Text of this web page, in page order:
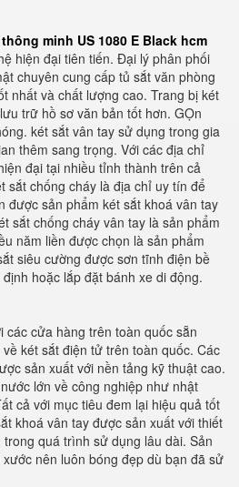
minh US 1080 E Black hcm
hiện đại tiên tiến. Đại lý phân phối
chuyên cung cấp tủ sắt văn phòng
nhất và chất lượng cao. Trang bị két
trữ hồ sơ văn bản tốt hơn. GỌn
két sắt vân tay sử dụng trong gia
thêm sang trọng. Với các địa chỉ
đại tại nhiều tỉnh thành trên cả
sắt chống cháy là địa chỉ uy tín để
được sản phẩm két sắt khoá vân tay
sắt chống cháy vân tay là sản phẩm
năm liền được chọn là sản phẩm
siêu cường được sơn tĩnh điện bề
hoặc lắp đặt bánh xe di động.
các cửa hàng trên toàn quốc sẵn
két sắt điện tử trên toàn quốc. Các
sản xuất với nền tảng kỹ thuật cao.
lớn về công nghiệp như nhật
cả với mục tiêu đem lại hiệu quả tốt
khoá vân tay được sản xuất với thiết
quá trình sử dụng lâu dài. Sản
nên luôn bóng đẹp dù bạn đã sử